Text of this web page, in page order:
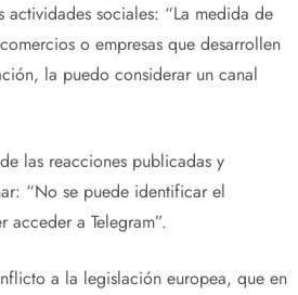
sociales: “La medida de
o empresas que desarrollen
la puedo considerar un canal
las reacciones publicadas y
“No se puede identificar el
a Telegram”.
a la legislación europea, que en